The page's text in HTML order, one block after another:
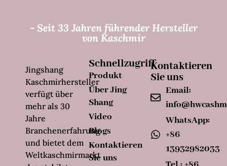
- Seit 33 Jahren führender Hersteller
von Kaschmir
Schnellzugriff
Produkt
Über Jing
Shang
Video
Blogs
Kontaktieren
Sie uns
Kontaktieren
Sie uns
Email:
WhatsApp:
+86
13932982033
Jingshang
Kaschmirhersteller
verfügt über
mehr als 30
Jahre
Branchenerfahrung
und bietet dem
Weltkaschmirmarkt